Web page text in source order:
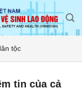
tộc
tin của cả